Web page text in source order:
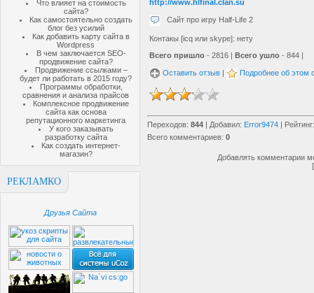
Что влияет на стоимость
сайта?
Как самостоятельно создать
блог без усилий
Как добавить карту сайта в
Wordpress
В чем заключается SEO-
продвижение сайта?
Продвижение ссылками –
будет ли работать в 2015 году?
Программы обработки,
сравнения и анализа прайсов
Комплексное продвижение
сайта как основа
репутационного маркетинга
У кого заказывать
разработку сайта
Как создать интернет-
магазин?
РЕКЛАМКО
Друзья Сайта
http://www.hlfinal.clan.su
Сайт про игру Half-Life 2
Контакы [icq или skype]: нету
Всего пришло - 2816 | Всего ушло - 844 |
Оставить отзыв | Подробнее об этом
Переходов: 844 | Добавил: Error9474 | Рейтинг
Всего комментариев: 0
Добавлять комментарии